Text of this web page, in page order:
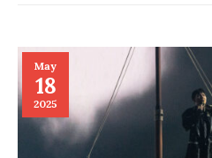
May
18
2025